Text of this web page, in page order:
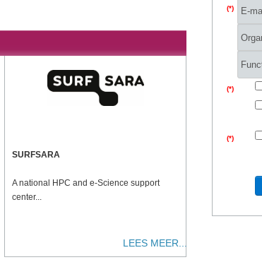
SURFSARA
A national HPC and e-Science support
center...
LEES MEER...
(*)
(*)
(*)